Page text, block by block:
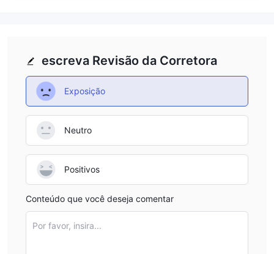
escreva Revisão da Corretora
Exposição
Neutro
Positivos
Conteúdo que você deseja comentar
Por favor, insira...